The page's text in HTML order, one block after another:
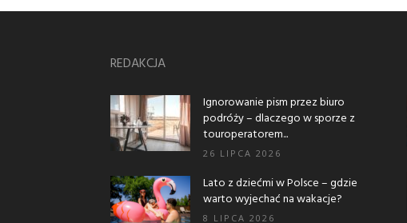
REDAKCJA
Ignorowanie pism przez biuro
podróży – dlaczego w sporze z
touroperatorem...
26 LIPCA 2026
Lato z dziećmi w Polsce – gdzie
warto wyjechać na wakacje?
8 LIPCA 2026